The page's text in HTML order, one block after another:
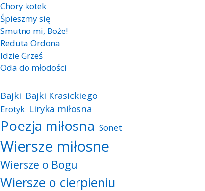
Chory kotek
Śpieszmy się
Smutno mi, Boże!
Reduta Ordona
Idzie Grześ
Oda do młodości
Bajki Bajki Krasickiego
Erotyk Liryka miłosna
Poezja miłosna Sonet
Wiersze miłosne
Wiersze o Bogu
Wiersze o cierpieniu